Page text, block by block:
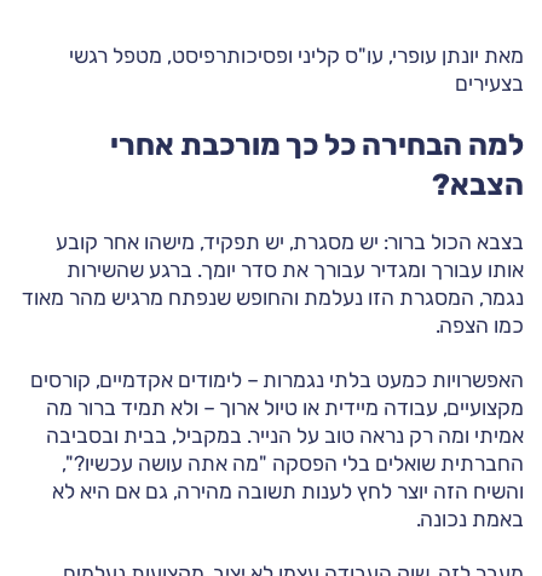
מאת יונתן עופרי, עו"ס קליני ופסיכותרפיסט, מטפל רגשי
בצעירים
למה הבחירה כל כך מורכבת אחרי
הצבא?
בצבא הכול ברור: יש מסגרת, יש תפקיד, מישהו אחר קובע
אותו עבורך ומגדיר עבורך את סדר יומך. ברגע שהשירות
נגמר, המסגרת הזו נעלמת והחופש שנפתח מרגיש מהר מאוד
כמו הצפה.
האפשרויות כמעט בלתי נגמרות – לימודים אקדמיים, קורסים
מקצועיים, עבודה מיידית או טיול ארוך – ולא תמיד ברור מה
אמיתי ומה רק נראה טוב על הנייר. במקביל, בבית ובסביבה
החברתית שואלים בלי הפסקה "מה אתה עושה עכשיו?",
והשיח הזה יוצר לחץ לענות תשובה מהירה, גם אם היא לא
באמת נכונה.